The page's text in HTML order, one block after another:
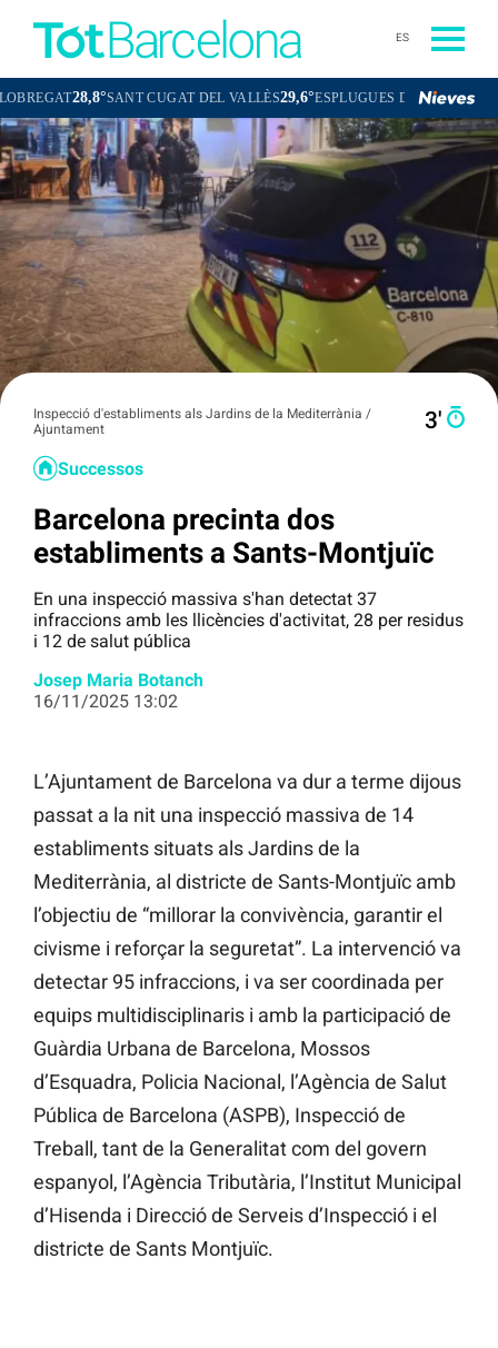
ES
28,8°SANT CUGAT DEL VALLÈS29,6°ESPLUGUES DE LLOBREGAT29,2°
Inspecció d'establiments als Jardins de la Mediterrània /
Ajuntament
3′
Successos
Barcelona precinta dos
establiments a Sants-Montjuïc
En una inspecció massiva s'han detectat 37
infraccions amb les llicències d'activitat, 28 per residus
i 12 de salut pública
Josep Maria Botanch
16/11/2025 13:02
L’Ajuntament de Barcelona va dur a terme dijous
passat a la nit una inspecció massiva de 14
establiments situats als Jardins de la
Mediterrània, al districte de Sants-Montjuïc amb
l’objectiu de “millorar la convivència, garantir el
civisme i reforçar la seguretat”. La intervenció va
detectar 95 infraccions, i va ser coordinada per
equips multidisciplinaris i amb la participació de
Guàrdia Urbana de Barcelona, ​​Mossos
d’Esquadra, Policia Nacional, l’Agència de Salut
Pública de Barcelona (ASPB), Inspecció de
Treball, tant de la Generalitat com del govern
espanyol, l’Agència Tributària, l’Institut Municipal
d’Hisenda i Direcció de Serveis d’Inspecció i el
districte de Sants Montjuïc.